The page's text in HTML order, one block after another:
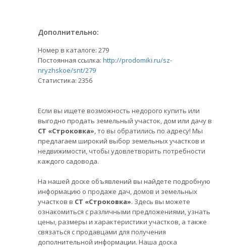
Дополнительно:
Номер в каталоге: 279
Постоянная ссылка: http://prodomiki.ru/sz-
nryzhskoe/snt/279
Статистика: 2356
Если вы ищете возможность недорого купить или
выгодно продать земельный участок, дом или дачу в
СТ «Строковка», то вы обратились по адресу! Мы
предлагаем широкий выбор земельных участков и
недвижимости, чтобы удовлетворить потребности
каждого садовода.
На нашей доске объявлений вы найдете подробную
информацию о продаже дач, домов и земельных
участков в СТ «Строковка». Здесь вы можете
ознакомиться с различными предложениями, узнать
цены, размеры и характеристики участков, а также
связаться с продавцами для получения
дополнительной информации. Наша доска